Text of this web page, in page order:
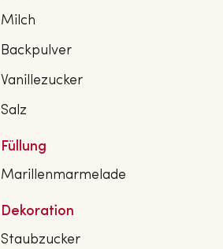
Milch
Backpulver
Vanillezucker
Salz
Füllung
Marillenmarmelade
Dekoration
Staubzucker